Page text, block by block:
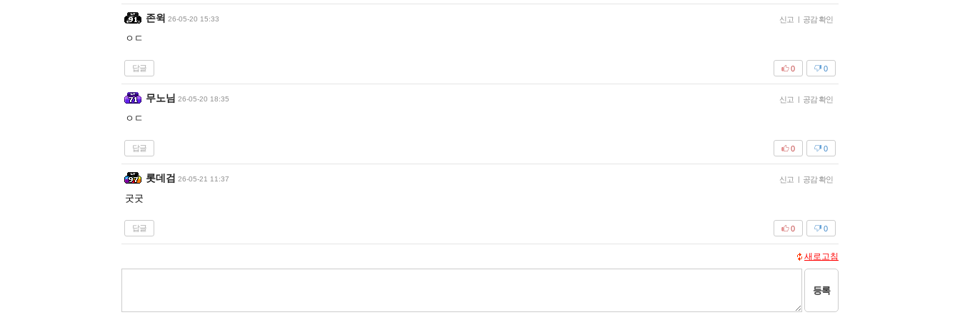
존윅 26-05-20 15:33 신고 | 공감 확인
ㅇㄷ
답글 0
0
무노님 26-05-20 18:35 신고 | 공감 확인
ㅇㄷ
답글 0
0
롯데검 26-05-21 11:37 신고 | 공감 확인
굿굿
답글 0
0
새로고침
등록